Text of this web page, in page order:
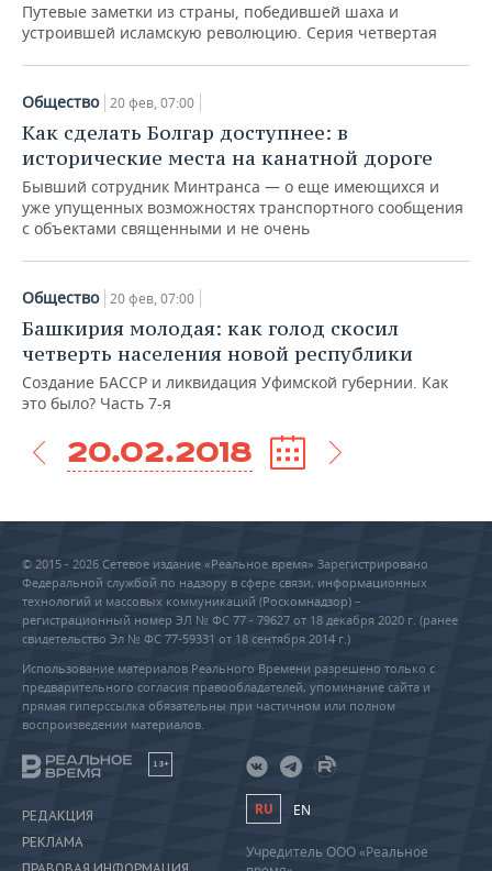
Путевые заметки из страны, победившей шаха и
устроившей исламскую революцию. Серия четвертая
Общество 20 фев, 07:00
Как сделать Болгар доступнее: в
исторические места на канатной дороге
Бывший сотрудник Минтранса — о еще имеющихся и
уже упущенных возможностях транспортного сообщения
с объектами священными и не очень
Общество 20 фев, 07:00
Башкирия молодая: как голод скосил
четверть населения новой республики
Создание БАССР и ликвидация Уфимской губернии. Как
это было? Часть 7-я
20.02.2018
© 2015 - 2026 Сетевое издание «Реальное время» Зарегистрировано
Федеральной службой по надзору в сфере связи, информационных
технологий и массовых коммуникаций (Роскомнадзор) –
регистрационный номер ЭЛ № ФС 77 - 79627 от 18 декабря 2020 г. (ранее
свидетельство Эл № ФС 77-59331 от 18 сентября 2014 г.)
Использование материалов Реального Времени разрешено только с
предварительного согласия правообладателей, упоминание сайта и
прямая гиперссылка обязательны при частичном или полном
воспроизведении материалов.
18+
РЕДАКЦИЯ
РЕКЛАМА
RU EN
Учредитель ООО «Реальное